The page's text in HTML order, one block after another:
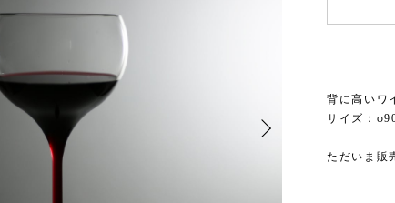
背に高いワ
サイズ：
ただいま販